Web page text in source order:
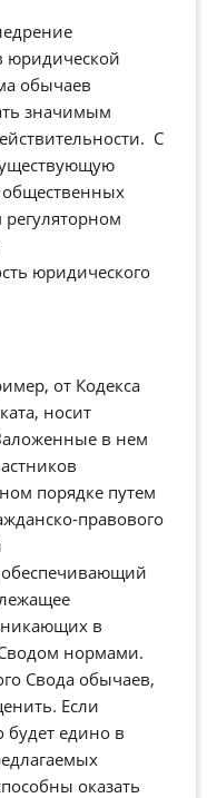
собой
и на него можно
Ведь в него
строится
членами
бизнеса
весело шагать»
, пока мы
щит
вы – юристы
оплаты счетов за
интересов».
юридической
обычаев
значимым
С
общественных
юридического
от Кодекса
носит
в нем
порядке путем
правового
в
нормами.
Свода обычаев,
Если
будет едино в
оказать